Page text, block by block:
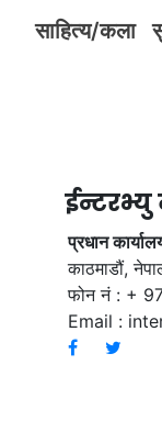
साहित्य/कला
प्रधान
काठमाडौं,
फोन नं : +
Email :